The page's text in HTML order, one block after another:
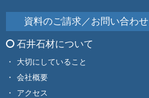
資料のご請求／お問い合わせ
石井石材について
大切にしていること
会社概要
アクセス